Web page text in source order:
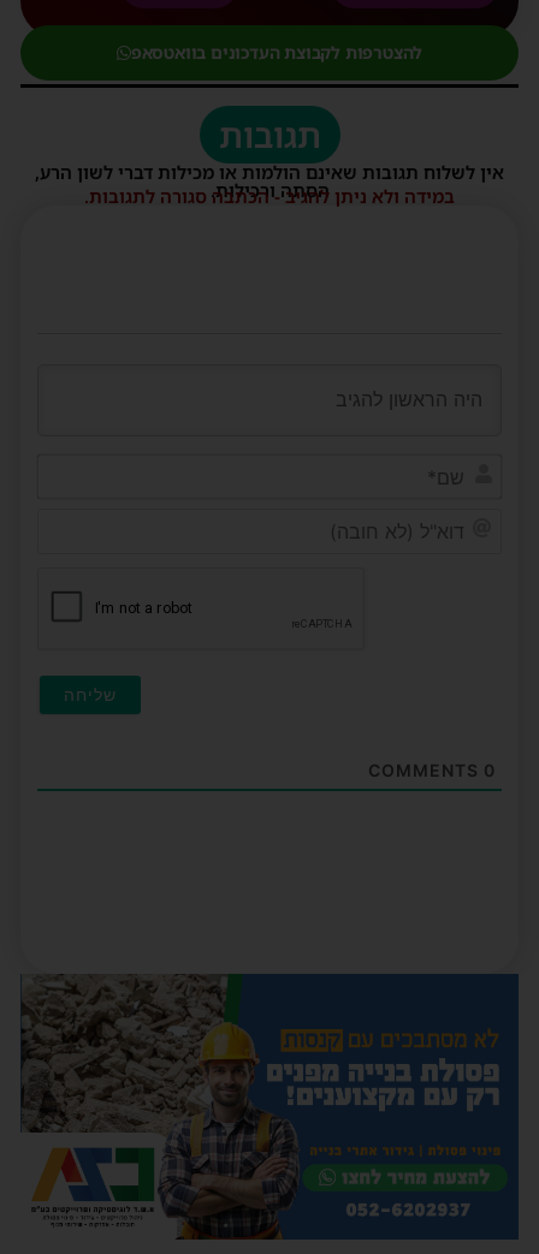
להצטרפות לקבוצת העדכונים בוואטסאפ
תגובות
אין לשלוח תגובות שאינם הולמות או מכילות דברי לשון הרע,
הסתה ורכילות.
במידה ולא ניתן להגיב - הכתבה סגורה לתגובות.
0